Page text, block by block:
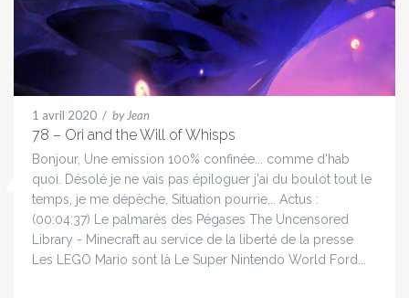
1 avril 2020 / by Jean
78 – Ori and the Will of Whisps
Bonjour, Une emission 100% confinée... comme d'hab
quoi. Désolé je ne vais pas épiloguer j'ai du boulot tout le
temps, je me dépèche. Situation pourrie... Actus :
(00:04:37) Le palmarès des Pégases The Uncensored
Library - Minecraft au service de la liberté de la presse
Les LEGO Mario sont là Le Super Nintendo World Ford...